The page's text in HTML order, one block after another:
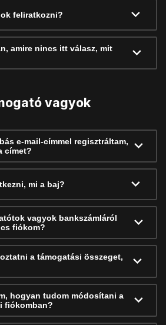
feliratkozni?
amire nincs itt válasz, mit
vagyok
e-mail-címmel regisztráltam,
címet?
mi a baj?
vagyok bankszámláról
fiókom?
a támogatási összeget,
hogyan tudom módosítani a
fiókomban?